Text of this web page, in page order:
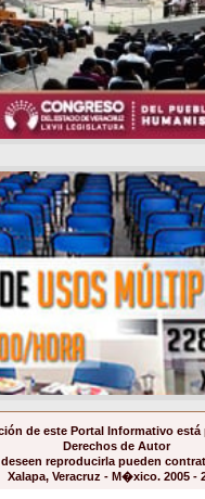
de este Portal Informativo
Derechos de Autor
reproducirla pueden
Xalapa, Veracruz - M�xico. 2005 -